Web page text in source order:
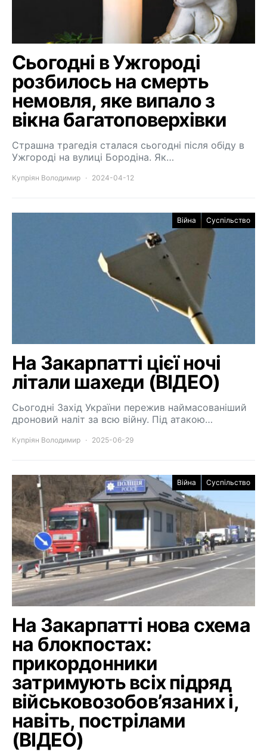
Сьогодні в Ужгороді
розбилось на смерть
немовля, яке випало з
вікна багатоповерхівки
Страшна трагедія сталася сьогодні після обіду в
Ужгороді на вулиці Бородіна. Як…
Купріян Володимир 2024-04-12
Війна Суспільство
На Закарпатті цієї ночі
літали шахеди (ВІДЕО)
Сьогодні Захід України пережив наймасованіший
дроновий наліт за всю війну. Під атакою…
Купріян Володимир 2025-06-29
Війна Суспільство
На Закарпатті нова схема
на блокпостах:
прикордонники
затримують всіх підряд
військовозобов’язаних і,
навіть, пострілами
(ВІДЕО)